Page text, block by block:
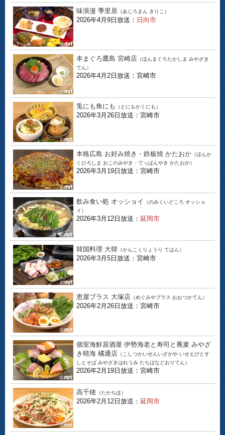
味浪漫 季里居 （あじろまん きりこ）
2026年4月9日放送： 日向市
本まぐろ鷹島 宮崎店 （ほんまぐろたかしま みやざき
てん）
2026年4月2日放送：宮崎市
兎にも角にも （とにもかくにも）
2026年3月26日放送：宮崎市
本格広島 お好み焼き・鉄板焼 かたおか （ほんか
くひろしま おこのみやき・てっぱんやき かたおか）
2026年3月19日放送：宮崎市
飲み食い処 オッショイ
（のみくいどころ オッショ
イ）
2026年3月12日放送： 延岡市
韓国料理 大韓 （かんこくりょうり てはん）
2026年3月5日放送：宮崎市
恵屋プラス 大塚店 （めぐみやプラス おおつかてん）
2026年2月26日放送：宮崎市
個室海鮮居酒屋 伊勢海老と寿司と蕎麦 みやざ
き晴海 橘通店 （こしつかいせんいざかや いせえびとす
しとそば みやざきはれうみ たちばなどおりてん）
2026年2月19日放送：宮崎市
高千穂 （たかちほ）
2026年2月12日放送： 延岡市